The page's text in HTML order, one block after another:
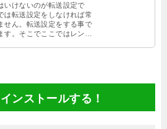
いけないのが転送設定で
は転送設定をしなければ常
せん。転送設定をする事で
す。そこでここではレンタ
ンストールする！